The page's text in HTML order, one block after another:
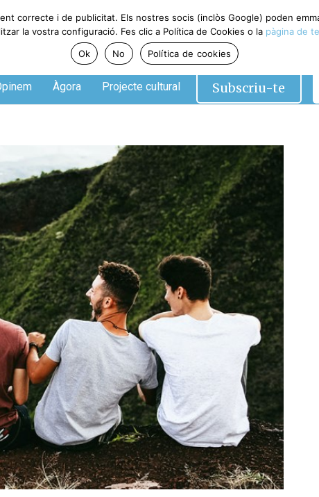
Àgora Projecte cultural Subscriu-te
correcte i de publicitat. Els nostres socis (inclòs Google) poden
la vostra configuració. Fes clic a Política de Cookies o lapàgina de
Ok
No Política de cookies